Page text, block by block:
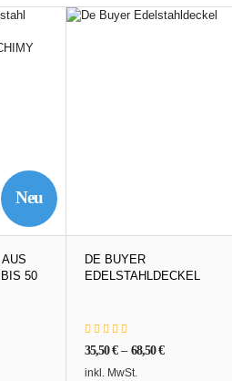
Neu
50
DE BUYER
EDELSTAHLDECKEL
35,50€–68,50€
inkl. MwSt.